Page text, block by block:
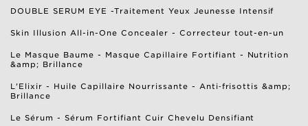
DOUBLE SERUM EYE -Traitement Yeux Jeunesse Intensif
Skin Illusion All-in-One Concealer - Correcteur tout-en-un
Le Masque Baume - Masque Capillaire Fortifiant - Nutrition
&amp; Brillance
L'Elixir - Huile Capillaire Nourrissante - Anti‑frisottis &amp;
Brillance
Le Sérum - Sérum Fortifiant Cuir Chevelu Densifiant